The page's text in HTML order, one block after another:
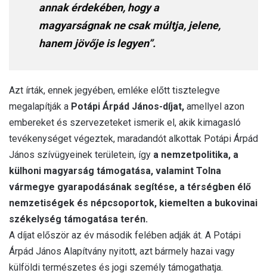
annak érdekében, hogy a
magyarságnak ne csak múltja, jelene,
hanem jövője is legyen”.
Azt írták, ennek jegyében, emléke előtt tisztelegve
megalapítják a Potápi Árpád János-díjat, amellyel azon
embereket és szervezeteket ismerik el, akik kimagasló
tevékenységet végeztek, maradandót alkottak Potápi Árpád
János szívügyeinek területein, így a nemzetpolitika, a
külhoni magyarság támogatása, valamint Tolna
vármegye gyarapodásának segítése, a térségben élő
nemzetiségek és népcsoportok, kiemelten a bukovinai
székelység támogatása terén.
A díjat először az év második felében adják át. A Potápi
Árpád János Alapítvány nyitott, azt bármely hazai vagy
külföldi természetes és jogi személy támogathatja.